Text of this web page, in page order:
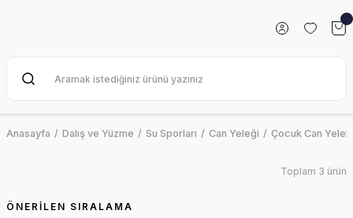
Anasayfa Dalış ve Yüzme Su Sporları Can Yeleği Çocuk Can
Toplam 3 ürün